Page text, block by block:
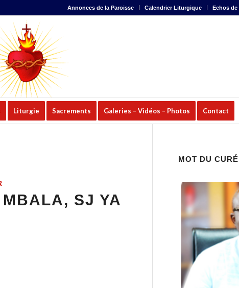
Annonces de la Paroisse Calendrier Liturgique Echos de
Liturgie Sacrements Galeries – Vidéos – Photos Contact
SJ YA
MOT DU